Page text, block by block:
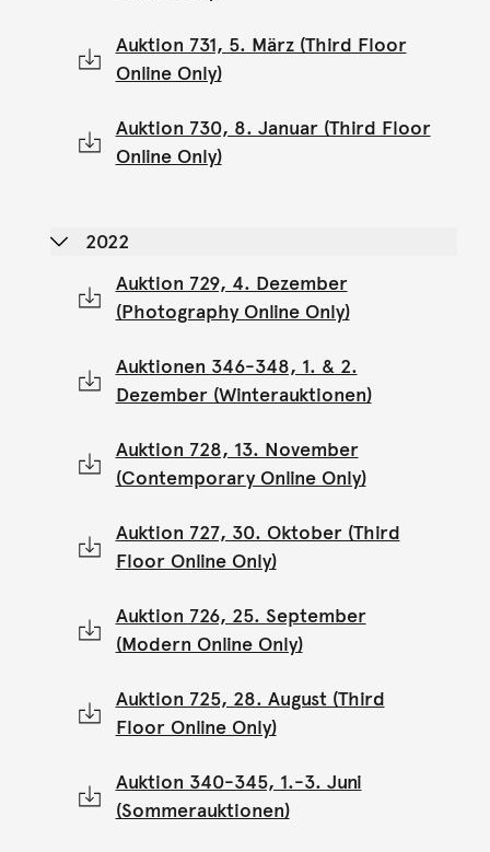
Auktion 731, 5. März (Third Floor
Online Only)
Auktion 730, 8. Januar (Third Floor
Online Only)
2022
Auktion 729, 4. Dezember
(Photography Online Only)
Auktionen 346-348, 1. & 2.
Dezember (Winterauktionen)
Auktion 728, 13. November
(Contemporary Online Only)
Auktion 727, 30. Oktober (Third
Floor Online Only)
Auktion 726, 25. September
(Modern Online Only)
Auktion 725, 28. August (Third
Floor Online Only)
Auktion 340-345, 1.-3. Juni
(Sommerauktionen)